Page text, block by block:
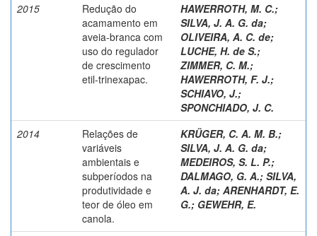
2015
Redução do
acamamento em
aveia-branca com
uso do regulador
de crescimento
etil-trinexapac.
HAWERROTH, M. C.;
SILVA, J. A. G. da;
OLIVEIRA, A. C. de;
LUCHE, H. de S.;
ZIMMER, C. M.;
HAWERROTH, F. J.;
SCHIAVO, J.;
SPONCHIADO, J. C.
2014
Relações de
variáveis
ambientais e
subperíodos na
produtividade e
teor de óleo em
canola.
KRÜGER, C. A. M. B.;
SILVA, J. A. G. da;
MEDEIROS, S. L. P.;
DALMAGO, G. A.; SILVA,
A. J. da; ARENHARDT, E.
G.; GEWEHR, E.